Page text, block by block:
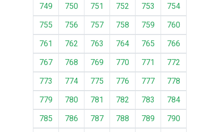
749
750 751 752 753
754
755
756 757 758 759
760
761
762 763 764 765
766
767
768 769 770 771
772
773
774 775 776 777
778
779
780 781 782 783
784
785
786 787 788 789
790